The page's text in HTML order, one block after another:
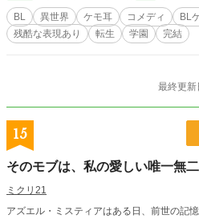
BL 異世界 ケモ耳 コメディ BL
残酷な表現あり
転生 学園 完結
最終更
15
そのモブは、私の愛しい唯一無二
ミクリ21
アズエル・ミスティアはある日、前世の記